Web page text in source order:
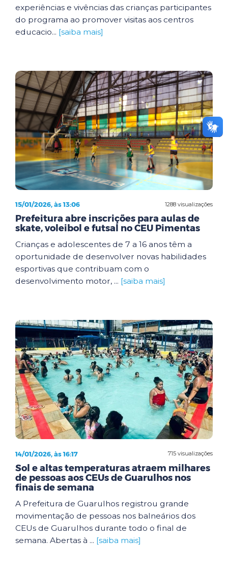
experiências e vivências das crianças participantes
do programa ao promover visitas aos centros
educacio... [saiba mais]
1288 visualizações
15/01/2026, às 13:06
Prefeitura abre inscrições para aulas de
skate, voleibol e futsal no CEU Pimentas
Crianças e adolescentes de 7 a 16 anos têm a
oportunidade de desenvolver novas habilidades
esportivas que contribuam com o
desenvolvimento motor, ... [saiba mais]
715 visualizações
14/01/2026, às 16:17
Sol e altas temperaturas atraem milhares
de pessoas aos CEUs de Guarulhos nos
finais de semana
A Prefeitura de Guarulhos registrou grande
movimentação de pessoas nos balneários dos
CEUs de Guarulhos durante todo o final de
semana. Abertas à ... [saiba mais]